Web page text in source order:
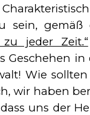
sein, gemäß
jeder Zeit.“
Geschehen
Wie
wir haben
uns der